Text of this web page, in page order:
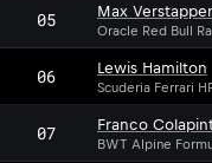
05 Max
Oracle Red Bull
06 Lewis Hamilton
Scuderia Ferrari
07 Franco
BWT Alpine